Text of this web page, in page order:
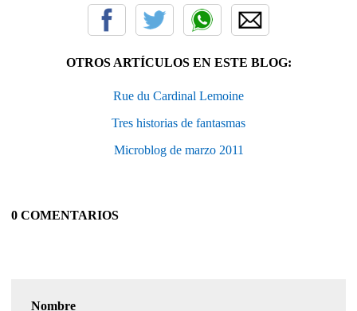
OTROS ARTÍCULOS EN ESTE BLOG:
Rue du Cardinal Lemoine
Tres historias de fantasmas
Microblog de marzo 2011
0 COMENTARIOS
Nombre